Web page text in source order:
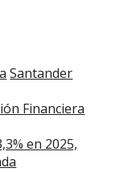
Santander
Financiera
en 2025,